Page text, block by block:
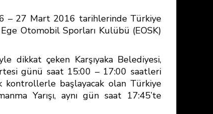
26 – 27 Mart 2016 tarihlerinde Türkiye
Otomobil Sporları Kulübü (EOSK)
dikkat çeken Karşıyaka Belediyesi,
günü saat 15:00 – 17:00 saatleri
kontrollerle başlayacak olan Türkiye
Yarışı, aynı gün saat 17:45’te